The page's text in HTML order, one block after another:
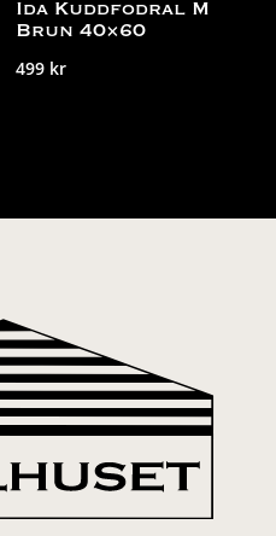
Ida Kuddfodral M
Brun 40×60
499 kr